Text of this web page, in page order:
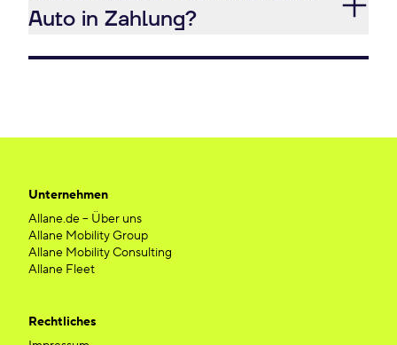
Auto in Zahlung?
Unternehmen
Allane.de – Über uns
Allane Mobility Group
Allane Mobility Consulting
Allane Fleet
Rechtliches